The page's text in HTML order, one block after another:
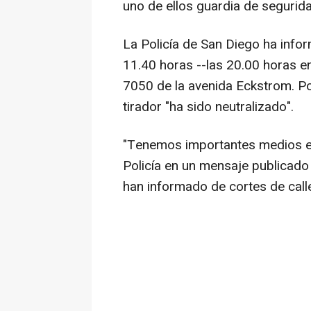
uno de ellos guardia de
La Policía de San Diego ha
11.40 horas --las 20.00 horas
7050 de la avenida Eckstrom.
tirador "ha sido neutralizado".
"Tenemos importantes medios
Policía en un mensaje
han informado de cortes de